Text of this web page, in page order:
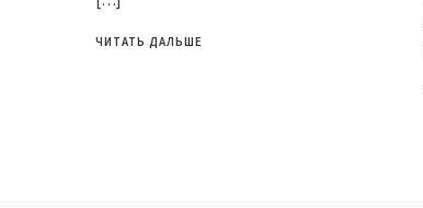
ЧИТАТЬ ДАЛЬШЕ